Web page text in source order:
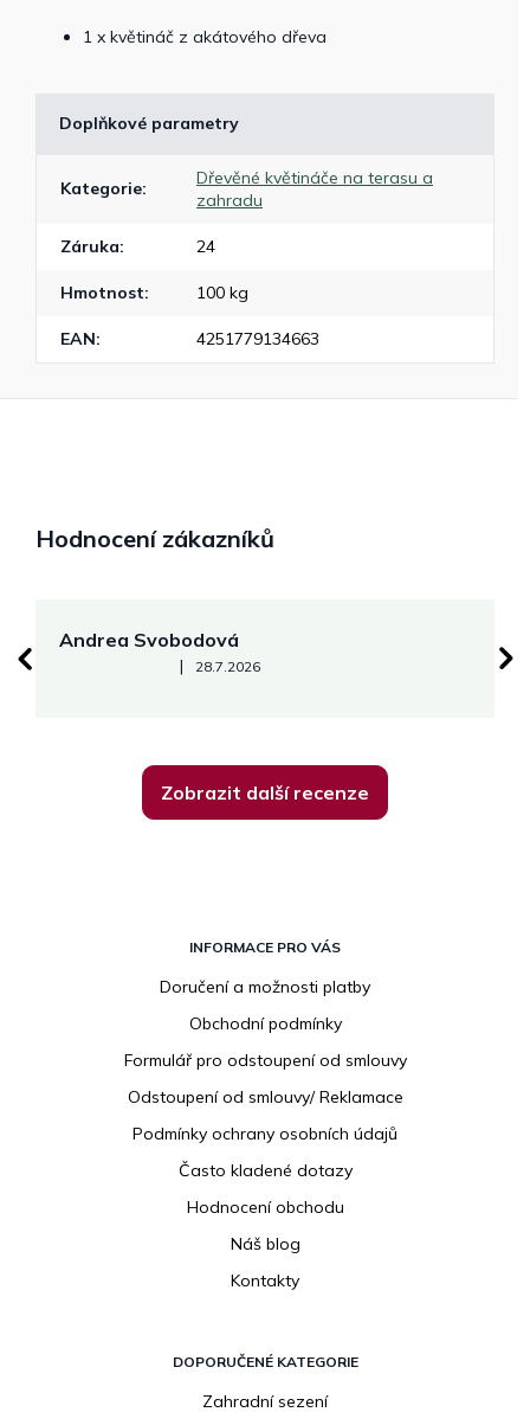
1 x květináč z akátového dřeva
Doplňkové parametry
Kategorie:
Dřevěné květináče na terasu a
zahradu
Záruka: 24
Hmotnost: 100 kg
EAN: 4251779134663
Hodnocení zákazníků
Andrea Svobodová
Hodnocení obchodu je 5 z 5 hvězdiček.
| 28.7.2026
Zobrazit další recenze
INFORMACE PRO VÁS
Doručení a možnosti platby
Obchodní podmínky
Formulář pro odstoupení od smlouvy
Odstoupení od smlouvy/ Reklamace
Podmínky ochrany osobních údajů
Často kladené dotazy
Hodnocení obchodu
Náš blog
Kontakty
DOPORUČENÉ KATEGORIE
Zahradní sezení